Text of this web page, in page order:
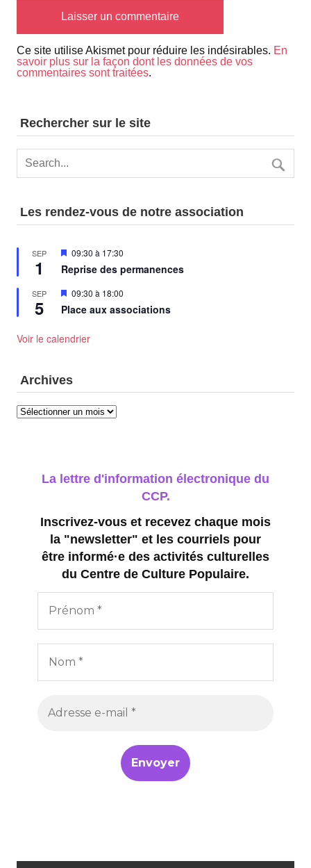
Ce site utilise Akismet pour réduire les indésirables. En
savoir plus sur la façon dont les données de vos
commentaires sont traitées.
Rechercher sur le site
Les rendez-vous de notre association
SEP
1
Mis
avant
09:30 à 17:30
Reprise des permanences
SEP
5
Mis
avant
09:30 à 18:00
Place aux associations
Voir le calendrier
Archives
Archives
La lettre d'information électronique du
CCP.
Inscrivez-vous et recevez chaque mois
la "newsletter" et les courriels pour
être informé·e des activités culturelles
du Centre de Culture Populaire.